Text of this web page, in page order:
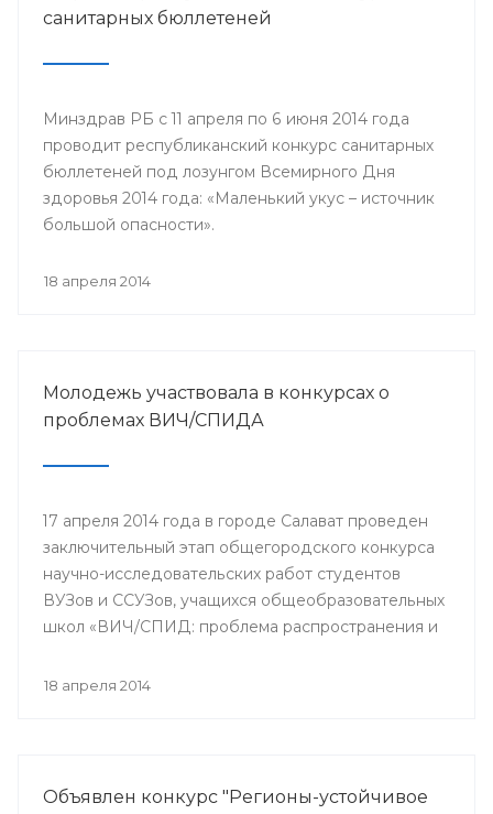
санитарных бюллетеней
Минздрав РБ с 11 апреля по 6 июня 2014 года
проводит республиканский конкурс санитарных
бюллетеней под лозунгом Всемирного Дня
здоровья 2014 года: «Маленький укус – источник
большой опасности».
18 апреля 2014
Молодежь участвовала в конкурсах о
проблемах ВИЧ/СПИДА
17 апреля 2014 года в городе Салават проведен
заключительный этап общегородского конкурса
научно-исследовательских работ студентов
ВУЗов и ССУЗов, учащихся общеобразовательных
школ «ВИЧ/СПИД: проблема распространения и
18 апреля 2014
Объявлен конкурс "Регионы-устойчивое